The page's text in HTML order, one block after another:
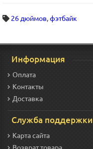
26 дюймов,фэтбайк
Информация
Оплата
Контакты
Доставка
Служба поддержки
Карта сайта